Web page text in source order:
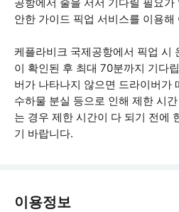
안한 가이드 픽업 서비스를 이용
케플라비크 국제공항에서 픽업 시
이 확인된 후 최대 70분까지 기다
버가 나타나지 않으면 드라이버가
수하물 분실 등으로 인해 제한 시
는 경우 제한 시간이 다 되기 전에
기 바랍니다.
이용정보